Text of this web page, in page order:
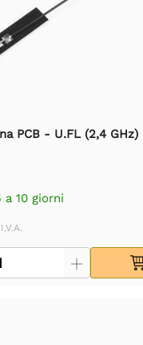
PCB - U.FL (2,4 GHz)
a 10 giorni